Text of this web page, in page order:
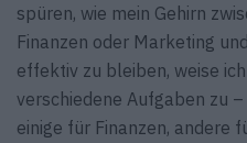
spüren, wie mein Gehirn
Finanzen oder Marketing
effektiv zu bleiben, weise
verschiedene Aufgaben zu
einige für Finanzen, andere